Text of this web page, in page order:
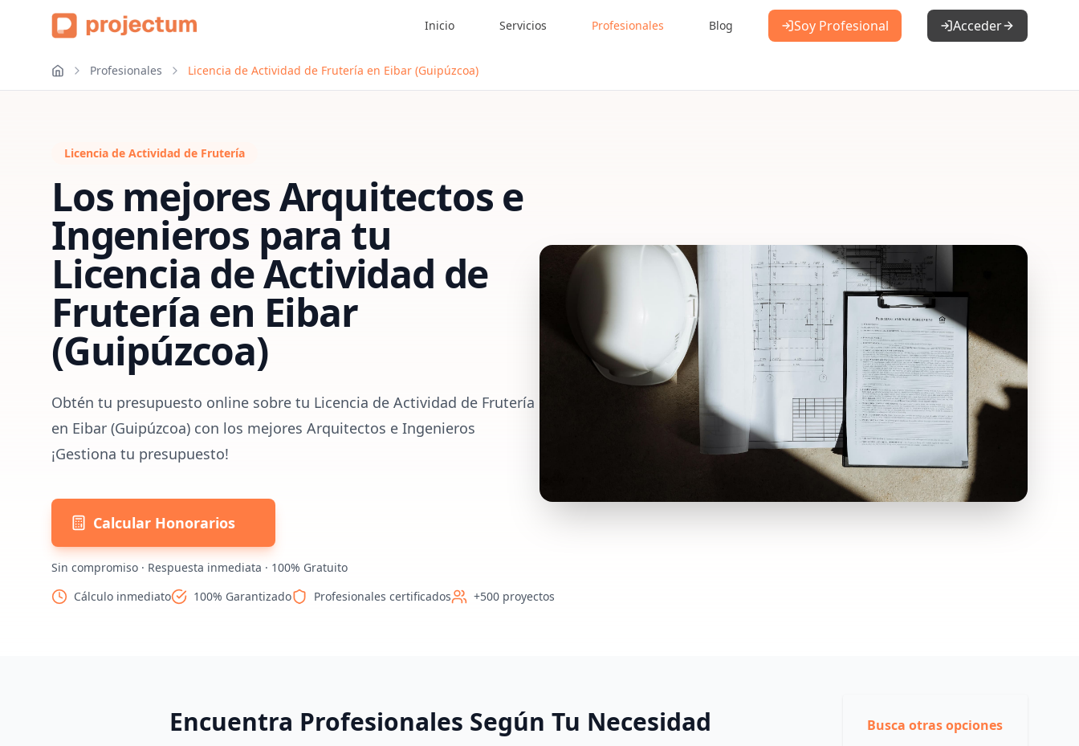
Inicio Servicios Profesionales Blog Soy Profesional Acceder
Profesionales Licencia de Actividad de Frutería en Eibar (Guipúzcoa)
Licencia de Actividad de Frutería
Los mejores Arquitectos e
Ingenieros para tu
Licencia de Actividad de
Frutería en Eibar
(Guipúzcoa)
Obtén tu presupuesto online sobre tu Licencia de Actividad de Frutería
en Eibar (Guipúzcoa) con los mejores Arquitectos e Ingenieros
¡Gestiona tu presupuesto!
Calcular Honorarios
Sin compromiso · Respuesta inmediata · 100% Gratuito
Cálculo inmediato
100% Garantizado Profesionales certificados +500 proyectos
Encuentra Profesionales Según Tu Necesidad Busca otras opciones